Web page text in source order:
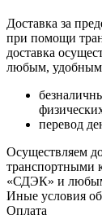
Доставка за
при помощи
доставка
любым, удобным
перевод
Осуществляем
транспортными
«СДЭК» и
Иные условия
Оплата